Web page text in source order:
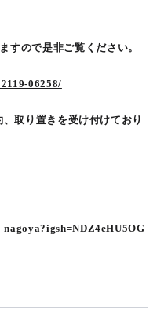
すので是非ご覧ください。
06258/
取り置きを受け付けており